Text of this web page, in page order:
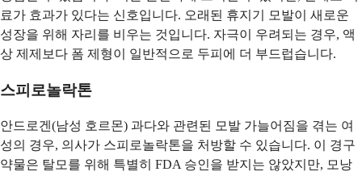
료가 효과가 있다는 신호입니다. 오래된 휴지기 모발이 새로운
성장을 위해 자리를 비우는 것입니다. 자극이 우려되는 경우, 액
상 제제보다 폼 제형이 일반적으로 두피에 더 부드럽습니다.
스피로놀락톤
안드로겐(남성 호르몬) 과다와 관련된 모발 가늘어짐을 겪는 여
성의 경우, 의사가 스피로놀락톤을 처방할 수 있습니다. 이 경구
약물은 탈모를 위해 특별히 FDA 승인을 받지는 않았지만, 모낭